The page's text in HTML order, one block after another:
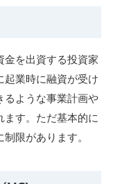
金を出資する投資家
起業時に融資が受け
るような事業計画や
ます。ただ基本的に
限があります。